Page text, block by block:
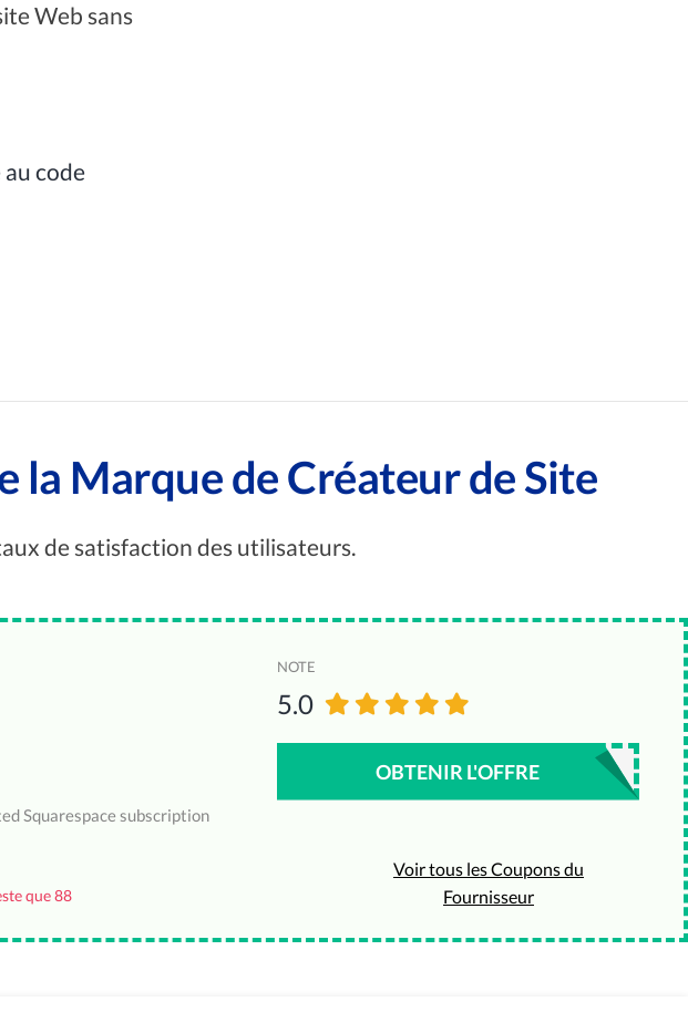
Web sans
code
la Marque de Créateur de Site
de satisfaction des utilisateurs.
Squarespace subscription
que 88
NOTE
5.0
OBTENIR L'OFFRE
Voir tous les Coupons du
Fournisseur